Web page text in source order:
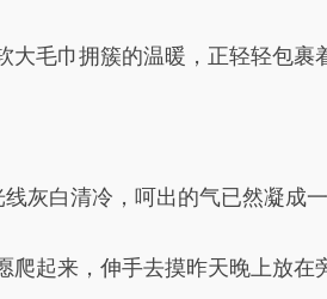
毛巾拥簇的温暖，正轻轻包裹
灰白清冷，呵出的气已然凝成
爬起来，伸手去摸昨天晚上放